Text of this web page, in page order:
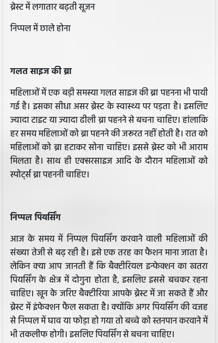
ब्रेस्‍ट में लगातार बढ़ती सूजन
निप्‍पल में छाले होना
गलत साइज की ब्रा
मह‍िलाओं में एक बड़ी समस्‍या गलत साइज की ब्रा पहनना भी पायी
गई है। इसका सीधा असर ब्रेस्ट के स्वास्थ्य पर पड़ता है। इसलिए
ज्यादा टाइट या ज्यादा ढीली ब्रा पहनने से बचना चाहिए। हांलाकि
हर समय महिलाओं को ब्रा पहनने की जरूरत नहीं होती है। रात को
महिलाओं को ब्रा हटाकर सोना चाहिए। इससे ब्रेस्ट को भी आराम
मिलता है। साथ ही एक्सरसाइज आदि के दौरान महिलाओं को
स्पोर्ट्स ब्रा पहननी चाहिए।
निप्पल पियर्सिंग
आज के समय में न‍िप्‍पल प‍ियर्स‍िंग करवाने वाली महिलाओं की
संख्या तेजी से बढ़ रही है। इसे एक तरह का फैशन माना जाता है।
लेकिन क्या आप जानती हैं कि बैक्‍टीर‍ियल इन्‍फेक्‍शन का खतरा
पियर्सिंग के क्षेत्र में दोगुना होता है, इसलिए इससे बचकर रहना
चाहिए। खून के जरिए बैक्टीरिया आपके ब्रेस्ट में जा सकते हैं और
ब्रेस्ट में इंफेक्शन फैल सकता है। क्योंकि अगर पियर्सिंग की वजह
से निप्पल में घाव या फोड़ा हो गया तो बच्चे को स्तनपान करवाने में
भी तकलीफ होगी। इसलिए प‍ियर्स‍िंग से बचना चाह‍िए।